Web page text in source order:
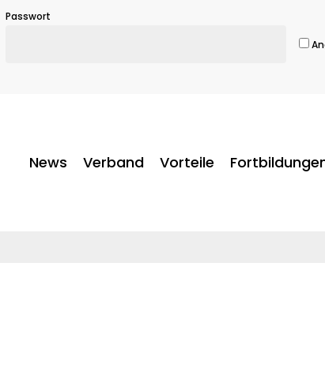
Passwort
News Verband Vorteile